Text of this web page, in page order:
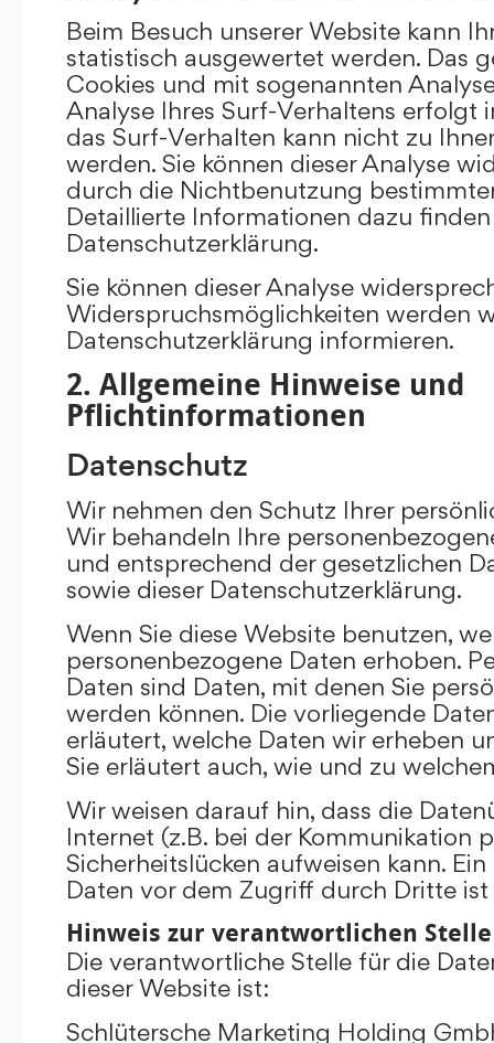
Beim Besuch unserer Website kann
statistisch ausgewertet werden. Das
Cookies und mit sogenannten
Analyse Ihres Surf-Verhaltens erfolgt
das Surf-Verhalten kann nicht zu
werden. Sie können dieser Analyse
durch die Nichtbenutzung
Detaillierte Informationen dazu
Datenschutzerklärung.
Sie können dieser Analyse
Widerspruchsmöglichkeiten werden
Datenschutzerklärung informieren.
2. Allgemeine Hinweise und
Pflichtinformationen
Datenschutz
Wir nehmen den Schutz Ihrer
Wir behandeln Ihre
und entsprechend der gesetzlichen
sowie dieser Datenschutzerklärung.
Wenn Sie diese Website benutzen,
personenbezogene Daten erhoben.
Daten sind Daten, mit denen Sie
werden können. Die vorliegende
erläutert, welche Daten wir erheben
Sie erläutert auch, wie und zu
Wir weisen darauf hin, dass die
Internet (z.B. bei der Kommunikation
Sicherheitslücken aufweisen kann.
Daten vor dem Zugriff durch Dritte
Hinweis zur verantwortlichen Stelle
Die verantwortliche Stelle für die
dieser Website ist:
Schlütersche Marketing Holding